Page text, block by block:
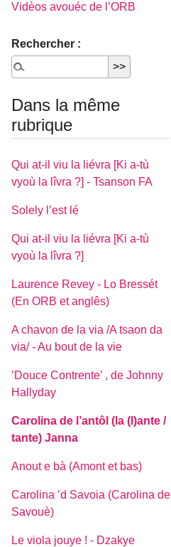
Vidèos avouéc de l’ORB
Rechercher :
Dans la même
rubrique
Qui at-il viu la liévra [Ki a-tù
vyoù la lîvra ?] - Tsanson FA
Solely l’est lé
Qui at-il viu la liévra [Ki a-tù
vyoù la lîvra ?]
Laurence Revey - Lo Bressét
(En ORB et anglês)
A chavon de la via /A tsaon da
via/ - Au bout de la vie
’Douce Contrente’ , de Johnny
Hallyday
Carolina de l’antôl (la (l)ante /
tante) Janna
Anout e bà (Amont et bas)
Carolina ’d Savoia (Carolina de
Savouè)
Le viola jouye ! - Dzakye